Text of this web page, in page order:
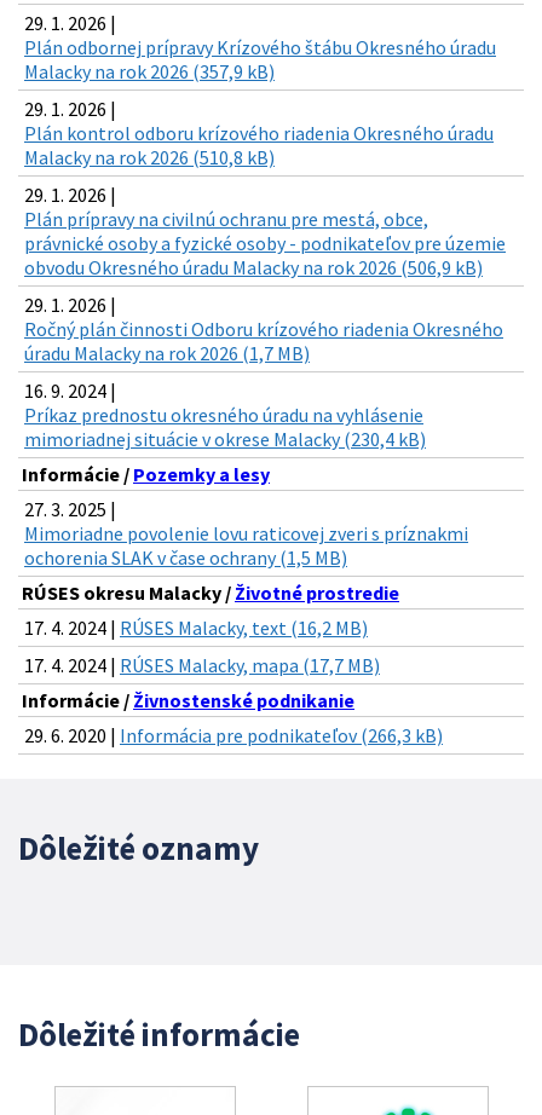
29. 1. 2026 |
Plán odbornej prípravy Krízového štábu Okresného úradu
Malacky na rok 2026 (357,9 kB)
29. 1. 2026 |
Plán kontrol odboru krízového riadenia Okresného úradu
Malacky na rok 2026 (510,8 kB)
29. 1. 2026 |
Plán prípravy na civilnú ochranu pre mestá, obce,
právnické osoby a fyzické osoby - podnikateľov pre územie
obvodu Okresného úradu Malacky na rok 2026 (506,9 kB)
29. 1. 2026 |
Ročný plán činnosti Odboru krízového riadenia Okresného
úradu Malacky na rok 2026 (1,7 MB)
16. 9. 2024 |
Príkaz prednostu okresného úradu na vyhlásenie
mimoriadnej situácie v okrese Malacky (230,4 kB)
Informácie / Pozemky a lesy
27. 3. 2025 |
Mimoriadne povolenie lovu raticovej zveri s príznakmi
ochorenia SLAK v čase ochrany (1,5 MB)
RÚSES okresu Malacky / Životné prostredie
17. 4. 2024 | RÚSES Malacky, text (16,2 MB)
17. 4. 2024 | RÚSES Malacky, mapa (17,7 MB)
Informácie / Živnostenské podnikanie
29. 6. 2020 | Informácia pre podnikateľov (266,3 kB)
Dôležité oznamy
Dôležité informácie